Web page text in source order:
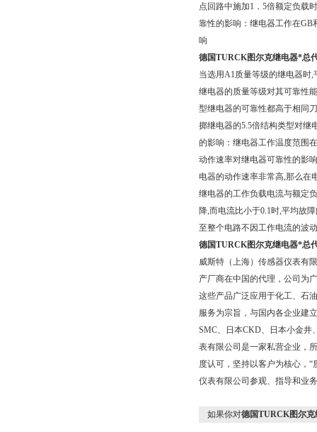
点回路中施加1．5倍额定负载
靠性的影响：继电器工作在GB
响
德国TURCK图尔克继电器*总
当选用A1质量等级的继电器时,
继电器的质量等级对其可靠性
型继电器的可靠性都高于相同
掷继电器的5.5倍结构类型对继
的影响：继电器工作温度范围
动作速率对继电器可靠性的影
电器的动作速率非常高,那么在
继电器的工作负载电流与额定
降,而电流比小于0.1时,平均故
至整个电路不因工作电流的波
德国TURCK图尔克继电器*总
威斯特（上海）传感器仪表有
产厂商在中国的代理，公司为
这些产品广泛应用于化工、石
服务为宗旨，与国内各企业建
SMC、日本CKD、日本小金井
表有限公司是一家私营企业，
度认可，坚持以客户为核心，
仪表有限公司参观、指导和业
如果你对德国TURCK图尔克